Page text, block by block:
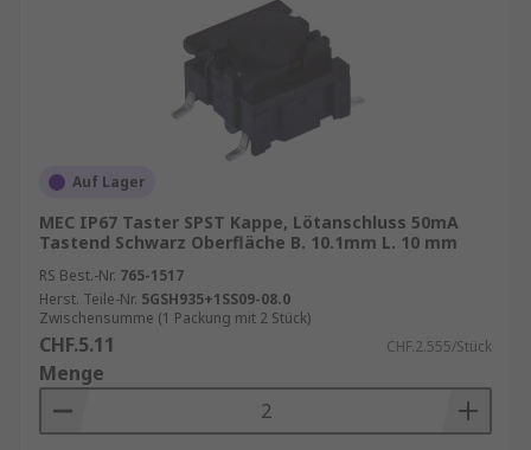
Auf Lager
MEC IP67 Taster SPST Kappe, Lötanschluss 50mA
Tastend Schwarz Oberfläche B. 10.1mm L. 10 mm
RS Best.-Nr. 765-1517
Herst. Teile-Nr. 5GSH935+1SS09-08.0
Zwischensumme (1 Packung mit 2 Stück)
CHF.5.11 CHF.2.555/Stück
Menge